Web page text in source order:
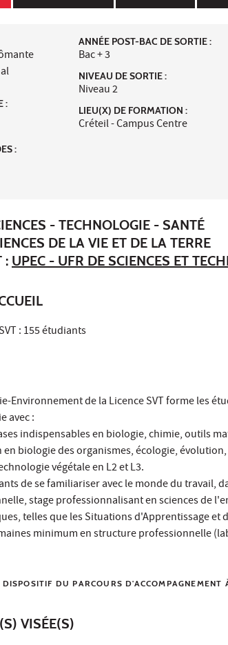
:
:
ANNÉE POST-BAC DE SORTIE :
Bac + 3
NIVEAU DE SORTIE :
Niveau 2
LIEU(X) DE FORMATION :
Créteil - Campus Centre
- TECHNOLOGIE - SANTÉ
DE LA VIE ET DE LA TERRE
: UPEC - UFR DE SCIENCES ET
: 155 étudiants
Environnement de la Licence SVT forme les
avec :
indispensables en biologie, chimie, outils
en biologie des organismes, écologie,
végétale en L2 et L3.
de se familiariser avec le monde du travail,
stage professionnalisant en sciences de
telles que les Situations d'Apprentissage et
minimum en structure professionnelle
DU PARCOURS
VISÉE(S)